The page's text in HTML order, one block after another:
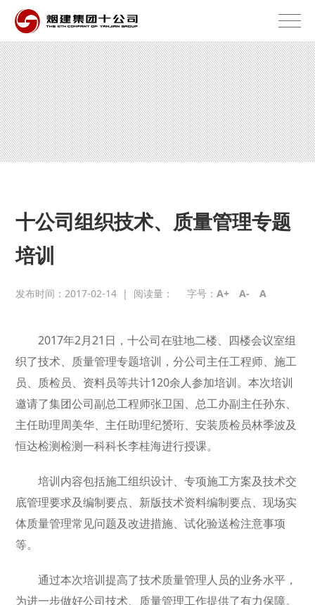
十公司组织技术、质量管理专题
培训
发布时间：2017-02-14 | 阅读量： 字号：A+ A- A
2017年2月21日，十公司在驻地二楼、四楼会议室组
织了技术、质量管理专题培训，分公司主任工程师、施工
员、质检员、资料员等共计120余人参加培训。本次培训
邀请了集团公司副总工程师张卫国、总工办副主任孙东、
主任助理周美华、主任助理纪赟珩、安装质检员林季波及
恒达检测检测一科科长李桂海进行授课。
培训内容包括施工组织设计、专项施工方案及技术交
底管理要求及编制要点、新版技术资料编制要点、现场实
体质量管理常见问题及改进措施、试化验送检注意事项
等。
通过本次培训提高了技术质量管理人员的业务水平，
为进一步做好公司技术、质量管理工作提供了有力保障。